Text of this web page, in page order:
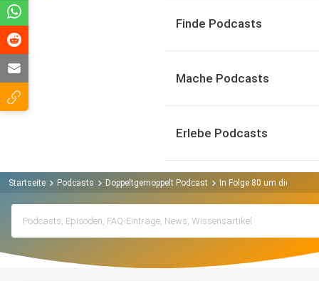
Finde Podcasts
Mache Podcasts
Erlebe Podcasts
Startseite Podcasts Doppeltgemoppelt Podcast In Folge 80 um die Welt